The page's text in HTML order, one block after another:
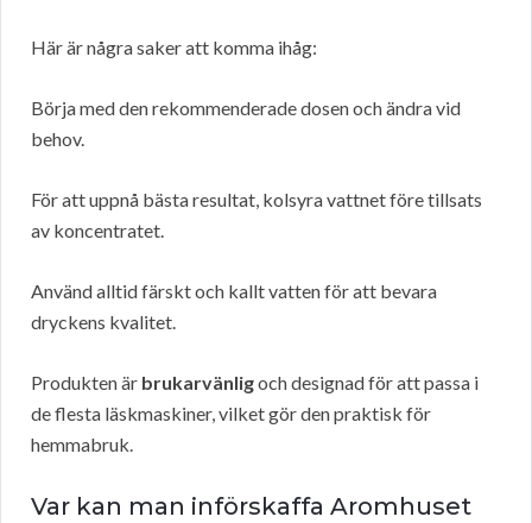
Här är några saker att komma ihåg:
Börja med den rekommenderade dosen och ändra vid
behov.
För att uppnå bästa resultat, kolsyra vattnet före tillsats
av koncentratet.
Använd alltid färskt och kallt vatten för att bevara
dryckens kvalitet.
Produkten är brukarvänligoch designad för att passa i
de flesta läskmaskiner, vilket gör den praktisk för
hemmabruk.
Var kan man införskaffa Aromhuset